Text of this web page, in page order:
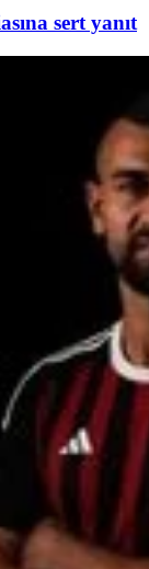
sert yanıt